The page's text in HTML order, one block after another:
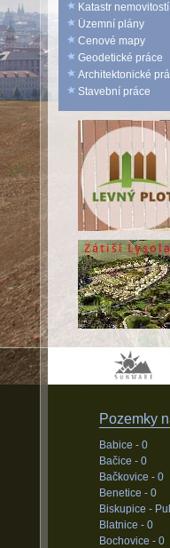
Katastr nemovitostí
Územní plány
Cenové mapy
Geodetické práce
Architektonické
Stavební práce
Pozemky
Babice - 0
Bačice - 0
Bačkovice - 0
Benetice - 0
Biskupice -
Blatnice - 0
Bochovice - 0